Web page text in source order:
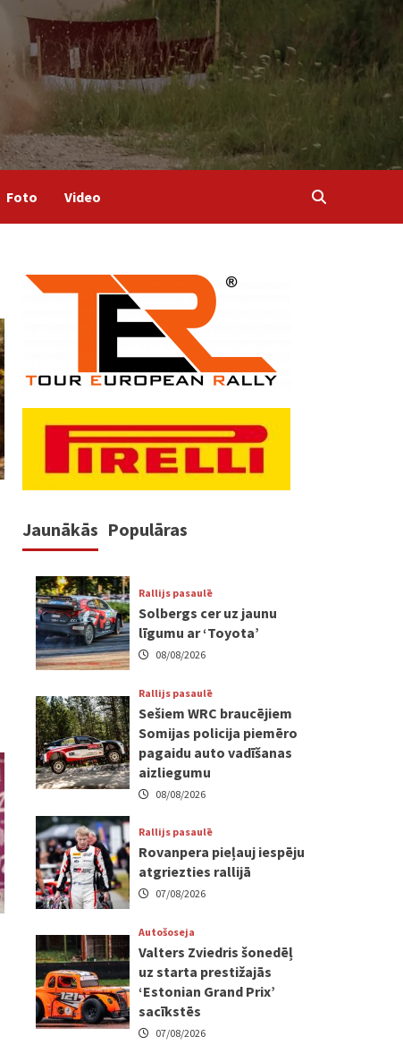
Foto Video
Jaunākās Populāras
Rallijs pasaulē
Solbergs cer uz jaunu
līgumu ar ‘Toyota’
08/08/2026
Rallijs pasaulē
Sešiem WRC braucējiem
Somijas policija piemēro
pagaidu auto vadīšanas
aizliegumu
08/08/2026
Rallijs pasaulē
Rovanpera pieļauj iespēju
atgriezties rallijā
07/08/2026
Autošoseja
Valters Zviedris šonedēļ
uz starta prestižajās
‘Estonian Grand Prix’
sacīkstēs
07/08/2026